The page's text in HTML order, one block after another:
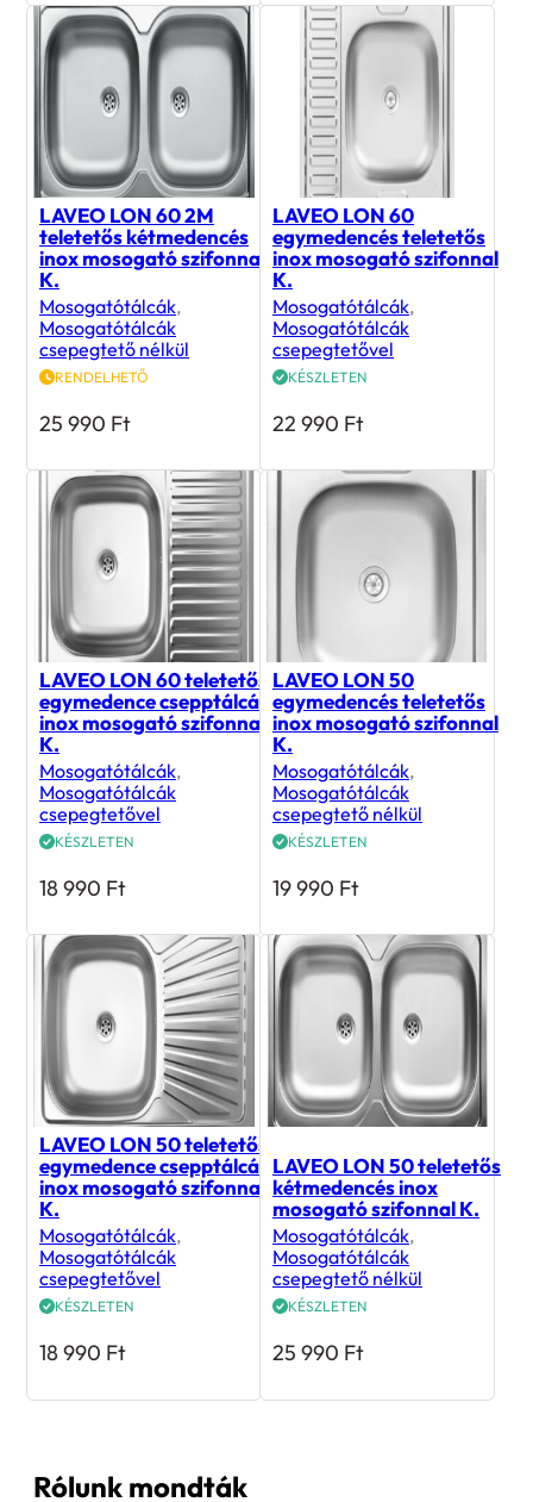
LAVEO LON 60 2M
teletetős kétmedencés
inox mosogató szifonnal
K.
Mosogatótálcák,
Mosogatótálcák
csepegtető nélkül
RENDELHETŐ
25 990 Ft
LAVEO LON 60
egymedencés teletetős
inox mosogató szifonnal
K.
Mosogatótálcák,
Mosogatótálcák
csepegtetővel
KÉSZLETEN
22 990 Ft
LAVEO LON 60 teletetős
egymedence csepptálcás
inox mosogató szifonnal
K.
Mosogatótálcák,
Mosogatótálcák
csepegtetővel
KÉSZLETEN
18 990 Ft
LAVEO LON 50
egymedencés teletetős
inox mosogató szifonnal
K.
Mosogatótálcák,
Mosogatótálcák
csepegtető nélkül
KÉSZLETEN
19 990 Ft
LAVEO LON 50 teletetős
egymedence csepptálcás
inox mosogató szifonnal
K.
Mosogatótálcák,
Mosogatótálcák
csepegtetővel
KÉSZLETEN
18 990 Ft
LAVEO LON 50 teletetős
kétmedencés inox
mosogató szifonnal K.
Mosogatótálcák,
Mosogatótálcák
csepegtető nélkül
KÉSZLETEN
25 990 Ft
Rólunk mondták